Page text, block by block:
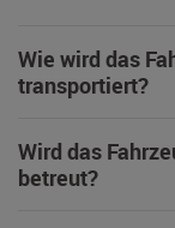
Wie wird das
transportiert?
Wird das
betreut?